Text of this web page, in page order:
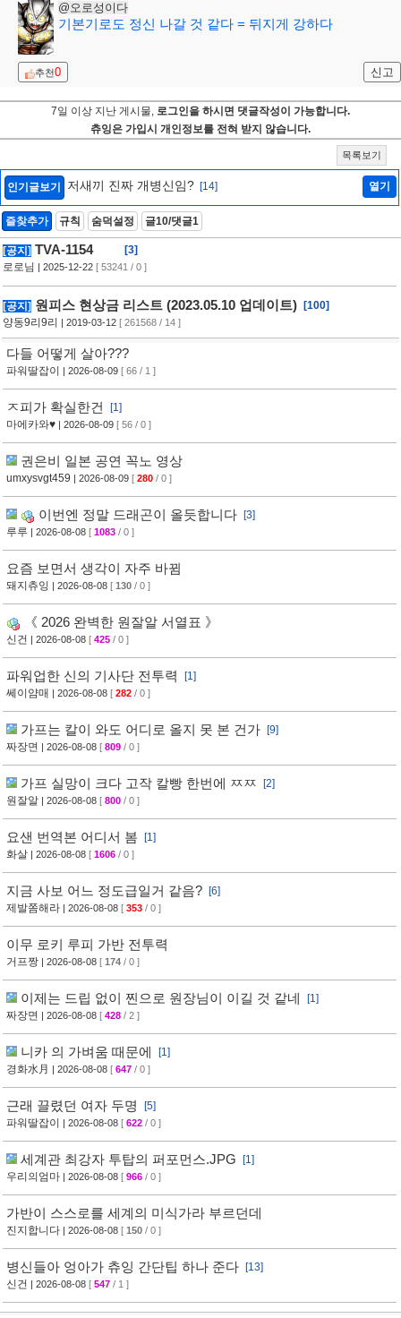
@오로성이다
기본기로도 정신 나갈 것 같다 = 뒤지게 강하다
추천0 신고
7일 이상 지난 게시물, 로그인을 하시면 댓글작성이 가능합니다.
츄잉은 가입시 개인정보를 전혀 받지 않습니다.
목록보기
인기글보기 저새끼 진짜 개병신임? [14] 열기
즐찾추가 규칙 숨덕설정 글10/댓글1
[공지] TVA-1154
[3]
로로님 | 2025-12-22 [ 53241 / 0 ]
[공지] 원피스 현상금 리스트 (2023.05.10 업데이트)
[100]
양동9리9리
| 2019-03-12 [ 261568 / 14 ]
다들 어떻게 살아???
파워딸잡이 | 2026-08-09 [ 66 / 1 ]
ㅈ피가 확실한건
[1]
마에카와♥ | 2026-08-09 [ 56 / 0 ]
권은비 일본 공연 꼭노 영상
umxysvgt459 | 2026-08-09 [ 280 / 0 ]
이번엔 정말 드래곤이 올듯합니다
[3]
루루 | 2026-08-08 [ 1083 / 0 ]
요즘 보면서 생각이 자주 바뀜
돼지츄잉 | 2026-08-08 [ 130 / 0 ]
《 2026 완벽한 원잘알 서열표 》
신건 | 2026-08-08 [ 425 / 0 ]
파워업한 신의 기사단 전투력
[1]
쎄이얌매 | 2026-08-08 [ 282 / 0 ]
가프는 칼이 와도 어디로 올지 못 본 건가
[9]
짜장면 | 2026-08-08 [ 809 / 0 ]
가프 실망이 크다 고작 칼빵 한번에 ㅉㅉ
[2]
원잘알 | 2026-08-08 [ 800 / 0 ]
요샌 번역본 어디서 봄
[1]
화살 | 2026-08-08 [ 1606 / 0 ]
지금 사보 어느 정도급일거 같음?
[6]
제발쫌해라 | 2026-08-08 [ 353 / 0 ]
이무 로키 루피 가반 전투력
거프짱 | 2026-08-08 [ 174 / 0 ]
이제는 드립 없이 찐으로 원장님이 이길 것 같네
[1]
짜장면 | 2026-08-08 [ 428 / 2 ]
니카 의 가벼움 때문에
[1]
경화水月 | 2026-08-08 [ 647 / 0 ]
근래 끌렸던 여자 두명
[5]
파워딸잡이
| 2026-08-08 [ 622 / 0 ]
세계관 최강자 투탑의 퍼포먼스.JPG
[1]
우리의엄마 | 2026-08-08 [ 966 / 0 ]
가반이 스스로를 세계의 미식가라 부르던데
진지합니다 | 2026-08-08 [ 150 / 0 ]
병신들아 엉아가 츄잉 간단팁 하나 준다
[13]
신건 | 2026-08-08 [ 547 / 1 ]